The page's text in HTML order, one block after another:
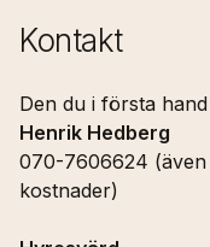
Kontakt
Den du i första
Henrik Hedberg
070-7606624
kostnader)